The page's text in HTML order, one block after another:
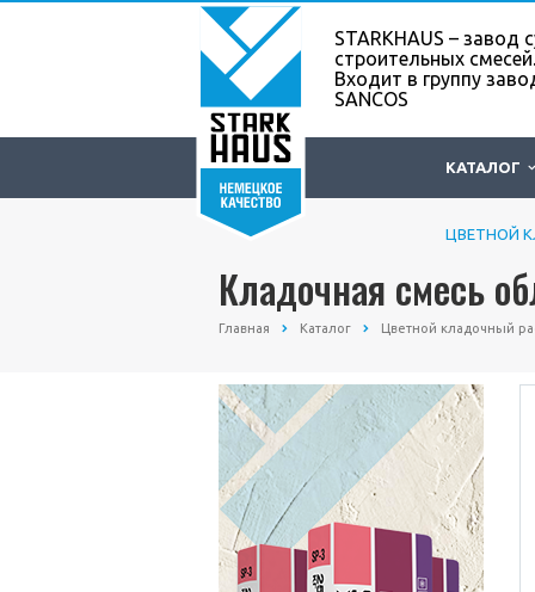
STARKHAUS – завод
строительных смесей.
Входит в группу
SANCOS
КАТАЛОГ
ЦВЕТНОЙ
Кладочная смесь
Главная Каталог Цветной кладочный